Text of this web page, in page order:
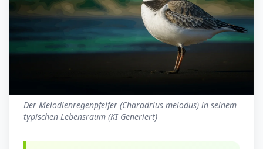
Der Melodienregenpfeifer (Charadrius melodus) in seinem
typischen Lebensraum (KI Generiert)